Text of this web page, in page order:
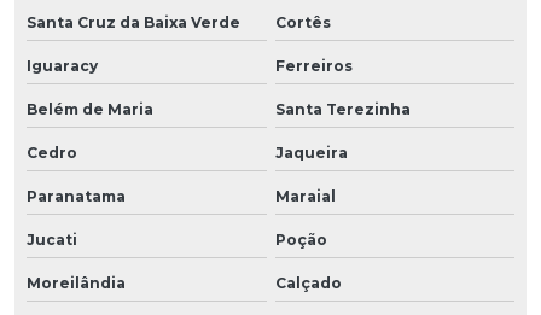
Santa Cruz da Baixa Verde Cortês
Iguaracy Ferreiros
Belém de Maria Santa Terezinha
Cedro Jaqueira
Paranatama Maraial
Jucati Poção
Moreilândia Calçado